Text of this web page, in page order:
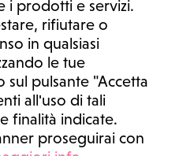
i prodotti e servizi.
rifiutare o
in qualsiasi
le tue
sul pulsante "Accetta
all'uso di tali
finalità indicate.
proseguirai con
un trattamento o l'assunzione o
prima consultare un medico di
o uno specialista.
Policy |Gestione cookie
diritti riservati.